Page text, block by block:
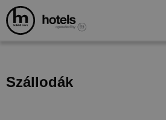
Szállodák